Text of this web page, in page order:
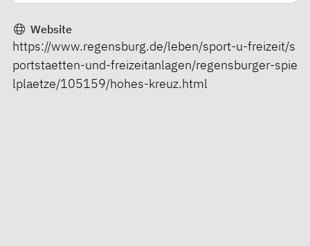
Website
https://www.regensburg.de/leben/sport-u-freizeit/s
portstaetten-und-freizeitanlagen/regensburger-spie
lplaetze/105159/hohes-kreuz.html